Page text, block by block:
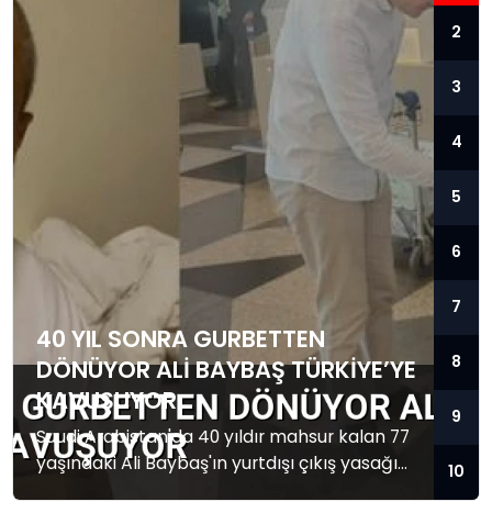
40 YIL SONRA GURBETTEN
DÖNÜYOR ALI BAYBAŞ TÜRKIYE’YE
KAVUŞUYOR
Suudi Arabistan'da 40 yıldır mahsur kalan 77
yaşındaki Ali Baybaş'ın yurtdışı çıkış yasağı
2
3
4
5
6
7
8
9
10